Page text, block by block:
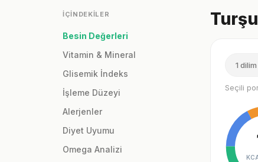
İÇINDEKILER
Besin Değerleri
Vitamin & Mineral
Glisemik İndeks
İşleme Düzeyi
Alerjenler
Diyet Uyumu
Omega Analizi
1
Seçili